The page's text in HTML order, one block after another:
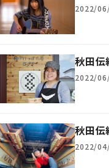
2022/06/
秋田伝
2022/06/
秋田伝
2022/04/